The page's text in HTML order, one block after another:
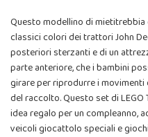
Questo modellino di
classici colori dei trattori John
posteriori sterzanti e di un
parte anteriore, che i bambini
girare per riprodurre i movimenti
del raccolto. Questo set di
idea regalo per un compleanno,
veicoli giocattolo speciali e